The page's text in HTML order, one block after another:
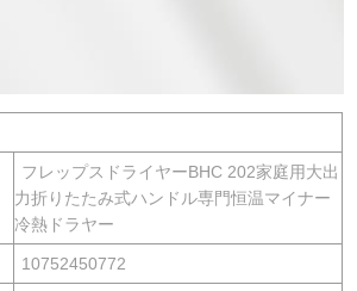
フレップスドライヤーBHC 202家庭用大出
力折りたたみ式ハンドル専門恒温マイナー
冷熱ドラヤー
10752450772